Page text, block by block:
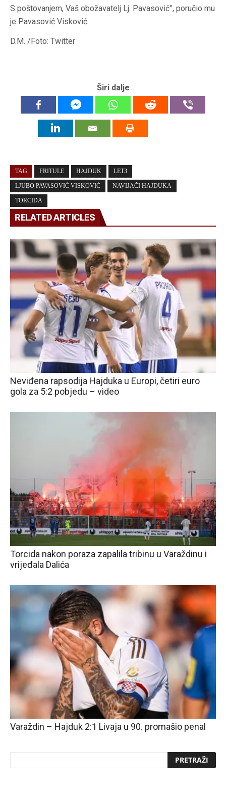
S poštovanjem, Vaš obožavatelj Lj. Pavasović”, poručio mu
je Pavasović Visković.
D.M. /Foto: Twitter
Širi dalje
TAG FRITULE HAJDUK LET3
LJUBO PAVASOVIĆ VISKOVIĆ NAVIJAČI HAJDUKA
TORCIDA
RELATED ARTICLES
Neviđena rapsodija Hajduka u Europi, četiri euro
gola za 5:2 pobjedu – video
Torcida nakon poraza zapalila tribinu u Varaždinu i
vrijeđala Dalića
Varaždin – Hajduk 2:1 Livaja u 90. promašio penal